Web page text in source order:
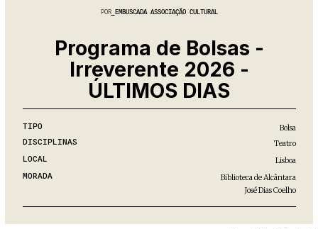
Estatuto Editorial
Política de privacidade
Contactar
Política de privacidade - App
Coffeelabs Cursos curtos
— apoia o Coffeepaste e ajuda-nos a chegar mais longe. Mantém viva a cultura
POR EMBUSCADA ASSOCIAÇÃO CULTURAL
Programa de Bolsas -
Irreverente 2026 -
ÚLTIMOS DIAS
TIPO Bolsa
DISCIPLINAS Teatro
LOCAL Lisboa
MORADA
Biblioteca de Alcântara
José Dias Coelho